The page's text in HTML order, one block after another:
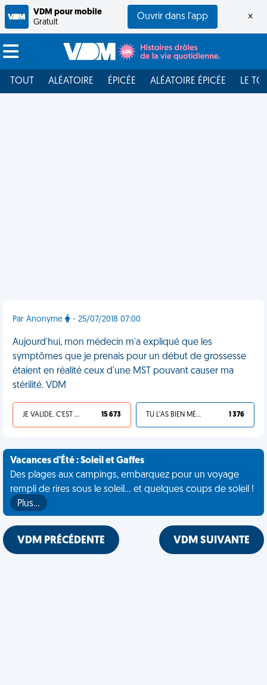
VDM pour mobile
Gratuit
Ouvrir dans l'app ×
TOUT ALÉATOIRE ÉPICÉE ALÉATOIRE ÉPICÉE LE
Par Anonyme - 25/07/2018 07:00
Aujourd'hui, mon médecin m'a expliqué que les
symptômes que je prenais pour un début de grossesse
étaient en réalité ceux d'une MST pouvant causer ma
stérilité. VDM
JE VALIDE, C'EST UNE VDM 15 673 TU L'AS BIEN MÉRITÉ 1 376
Vacances d'Été : Soleil et Gaffes
Des plages aux campings, embarquez pour un voyage
rempli de rires sous le soleil... et quelques coups de soleil !
Plus…
VDM PRÉCÉDENTE VDM SUIVANTE